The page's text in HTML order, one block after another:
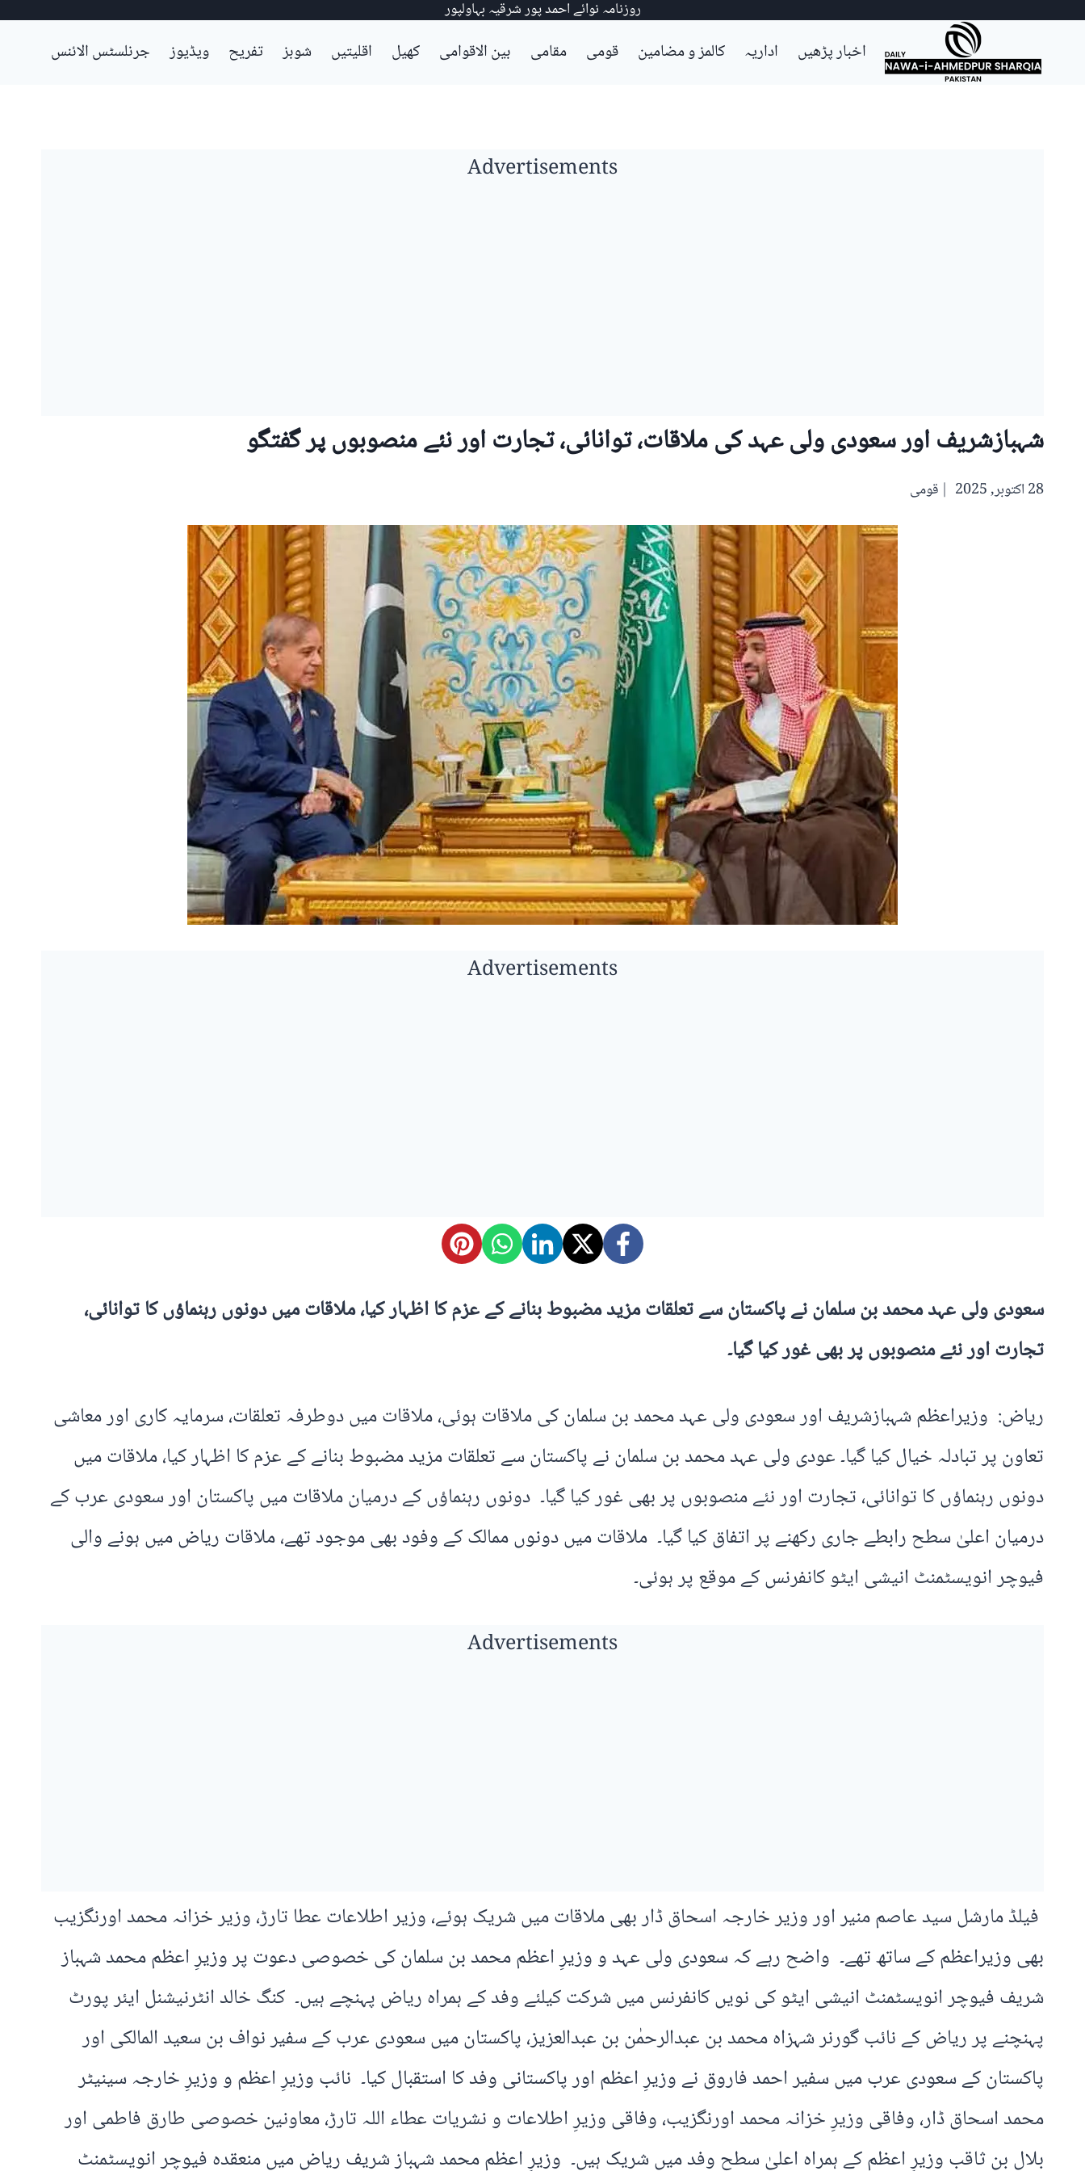
Skip
روزنامہ نوائے احمد پور شرقیہ بہاولپور
اخبار پڑھیں اداریہ کالمز و مضامین قومی مقامی بین الاقوامی کھیل اقلیتیں شوبز تفریح ویڈیوز جرنلسٹس الائنس
Advertisements
شہبازشریف اور سعودی ولی عہد کی ملاقات، توانائی، تجارت اور نئے منصوبوں پر گفتگو
28 اکتوبر, 2025 قومی
Advertisements
سعودی ولی عہد محمد بن سلمان نے پاکستان سے تعلقات مزید مضبوط بنانے کے عزم کا اظہار کیا، ملاقات میں دونوں رہنماؤں کا توانائی،
تجارت اور نئے منصوبوں پر بھی غور کیا گیا۔
ریاض: وزیراعظم شہبازشریف اور سعودی ولی عہد محمد بن سلمان کی ملاقات ہوئی، ملاقات میں دوطرفہ تعلقات، سرمایہ کاری اور معاشی
تعاون پر تبادلہ خیال کیا گیا۔ عودی ولی عہد محمد بن سلمان نے پاکستان سے تعلقات مزید مضبوط بنانے کے عزم کا اظہار کیا، ملاقات میں
دونوں رہنماؤں کا توانائی، تجارت اور نئے منصوبوں پر بھی غور کیا گیا۔ دونوں رہنماؤں کے درمیان ملاقات میں پاکستان اور سعودی عرب کے
درمیان اعلیٰ سطح رابطے جاری رکھنے پر اتفاق کیا گیا۔ ملاقات میں دونوں ممالک کے وفود بھی موجود تھے، ملاقات ریاض میں ہونے والی
فیوچر انویسٹمنٹ انیشی ایٹو کانفرنس کے موقع پر ہوئی۔
Advertisements
فیلڈ مارشل سید عاصم منیر اور وزیر خارجہ اسحاق ڈار بھی ملاقات میں شریک ہوئے، وزیر اطلاعات عطا تارڑ، وزیر خزانہ محمد اورنگزیب
بھی وزیراعظم کے ساتھ تھے۔ واضح رہے کہ سعودی ولی عہد و وزیرِ اعظم محمد بن سلمان کی خصوصی دعوت پر وزیرِ اعظم محمد شہباز
شریف فیوچر انویسٹمنٹ انیشی ایٹو کی نویں کانفرنس میں شرکت کیلئے وفد کے ہمراہ ریاض پہنچے ہیں۔ کنگ خالد انٹرنیشنل ایئر پورٹ
پہنچنے پر ریاض کے نائب گورنر شہزاہ محمد بن عبدالرحمٰن بن عبدالعزیز، پاکستان میں سعودی عرب کے سفیر نواف بن سعید المالکی اور
پاکستان کے سعودی عرب میں سفیر احمد فاروق نے وزیرِ اعظم اور پاکستانی وفد کا استقبال کیا۔ نائب وزیرِ اعظم و وزیرِ خارجہ سینیٹر
محمد اسحاق ڈار، وفاقی وزیرِ خزانہ محمد اورنگزیب، وفاقی وزیرِ اطلاعات و نشریات عطاء اللہ تارڑ، معاونین خصوصی طارق فاطمی اور
بلال بن ثاقب وزیرِ اعظم کے ہمراہ اعلیٰ سطح وفد میں شریک ہیں۔ وزیرِ اعظم محمد شہباز شریف ریاض میں منعقدہ فیوچر انویسٹمنٹ